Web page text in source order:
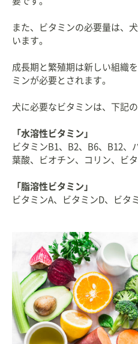
また、ビタミンの必要量は、
います。
成長期と繁殖期は新しい組織
ミンが必要とされます。
犬に必要なビタミンは、下記
「水溶性ビタミン」
ビタミンB1、B2、B6、B12、
葉酸、ビオチン、コリン、ビ
「脂溶性ビタミン」
ビタミンA、ビタミンD、ビタ